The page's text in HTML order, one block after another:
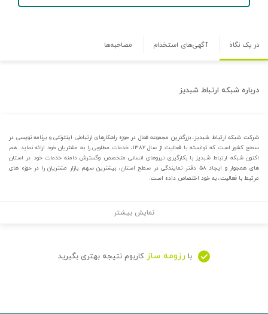
در یک نگاه آگهی‌های استخدام مصاحبه‌ها
درباره شبکه ارتباط شبدیز
شرکت شبکه ارتباط شبدیز، بزرگترین مجموعه فعال در حوزه راهکارهای ارتباطی اینترنتی و برنامه نویسی در
سطح کشور است که توانسته با فعالیت از سال ۱۳۸۲، خدمات مطلوبی را به مشتریان خود ارائه نماید. هم
اکنون شبکه ارتباط شبدیز با بکارگیری نیروهای انسانی متخصص وگسترش دامنه خدمات خود در استان
های همجوار و ایجاد ۵۸ دفتر نمایندگی در سطح استان، بیشترین سهم بازار مشتریان را در حوزه های
مرتبط با فعالیت، به خود اختصاص داده است.
نمایش بیشتر
با رزومه ساز کاربوم نتیجه بهتری بگیرید